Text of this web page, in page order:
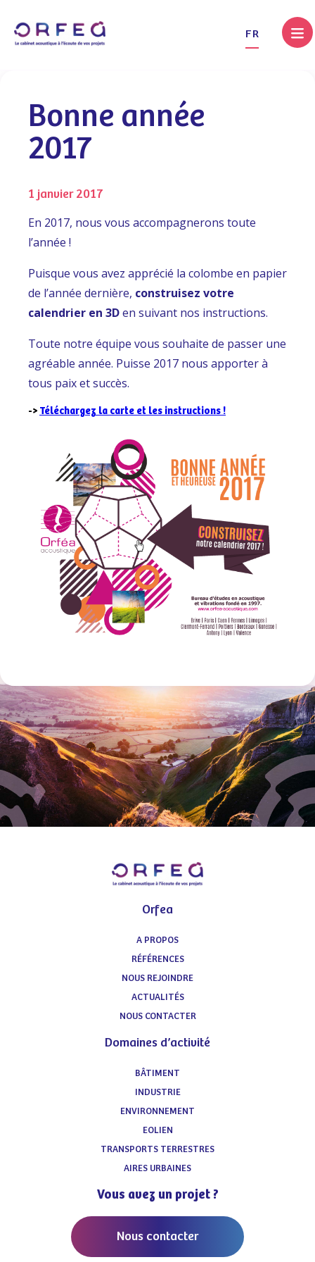
FR
Bonne année
2017
1 janvier 2017
En 2017, nous vous accompagnerons toute
l’année !
Puisque vous avez apprécié la colombe en papier
de l’année dernière, construisez votre
calendrier en 3Den suivant nos instructions.
Toute notre équipe vous souhaite de passer une
agréable année. Puisse 2017 nous apporter à
tous paix et succès.
-> Téléchargez la carte et les instructions !
Orfea
A PROPOS
RÉFÉRENCES
NOUS REJOINDRE
ACTUALITÉS
NOUS CONTACTER
Domaines d’activité
BÂTIMENT
INDUSTRIE
ENVIRONNEMENT
EOLIEN
TRANSPORTS TERRESTRES
AIRES URBAINES
Vous avez un projet ?
Nous contacter